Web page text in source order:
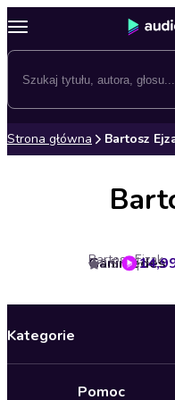
Strona główna Bartosz
Ganimedes
Bartosz Ejzak
2.5
Kategorie
Pomoc